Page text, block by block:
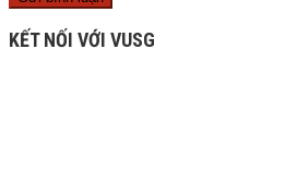
KẾT NỐI VỚI VUSG